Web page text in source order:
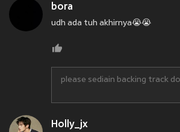
bora
udh ada tuh akhirnya😭😭
please sediain backing track
Holly_jx